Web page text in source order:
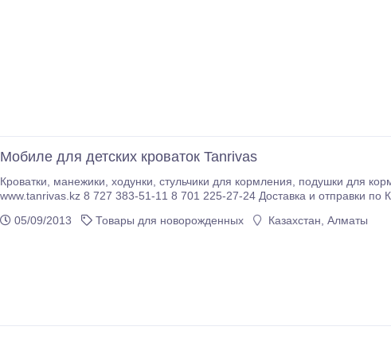
Мобиле для детских кроваток Tanrivas
Кроватки, манежики, ходунки, стульчики для кормления, подушки для кормления. Детские матрасики, аксессуары для кроваток.
05/09/2013
Товары для новорожденных Казахстан, Алматы